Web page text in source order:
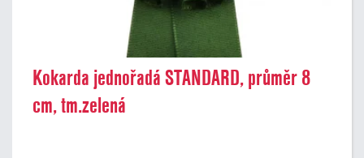
Kokarda jednořadá STANDARD, průměr 8
cm, tm.zelená